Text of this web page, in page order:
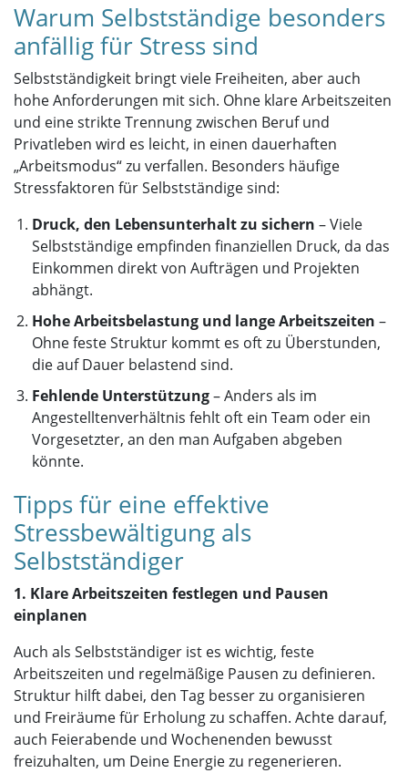
Warum Selbstständige besonders
anfällig für Stress sind
Selbstständigkeit bringt viele Freiheiten, aber auch
hohe Anforderungen mit sich. Ohne klare Arbeitszeiten
und eine strikte Trennung zwischen Beruf und
Privatleben wird es leicht, in einen dauerhaften
„Arbeitsmodus“ zu verfallen. Besonders häufige
Stressfaktoren für Selbstständige sind:
Druck, den Lebensunterhalt zu sichern – Viele
Selbstständige empfinden finanziellen Druck, da das
Einkommen direkt von Aufträgen und Projekten
abhängt.
Hohe Arbeitsbelastung und lange Arbeitszeiten –
Ohne feste Struktur kommt es oft zu Überstunden,
die auf Dauer belastend sind.
Fehlende Unterstützung– Anders als im
Angestelltenverhältnis fehlt oft ein Team oder ein
Vorgesetzter, an den man Aufgaben abgeben
könnte.
Tipps für eine effektive
Stressbewältigung als
Selbstständiger
1. Klare Arbeitszeiten festlegen und Pausen
einplanen
Auch als Selbstständiger ist es wichtig, feste
Arbeitszeiten und regelmäßige Pausen zu definieren.
Struktur hilft dabei, den Tag besser zu organisieren
und Freiräume für Erholung zu schaffen. Achte darauf,
auch Feierabende und Wochenenden bewusst
freizuhalten, um Deine Energie zu regenerieren.